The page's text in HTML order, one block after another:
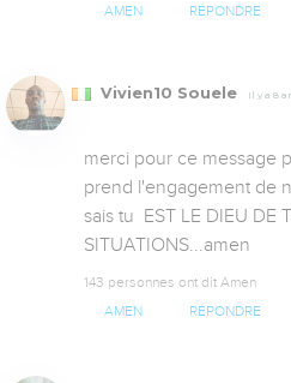
AMEN RÉPONDRE
Vivien10 Souele Il y a 8
merci pour ce message
prend l'engagement de
sais tu  EST LE DIEU DE
SITUATIONS...amen
143 personnes ont dit Amen
AMEN RÉPONDRE